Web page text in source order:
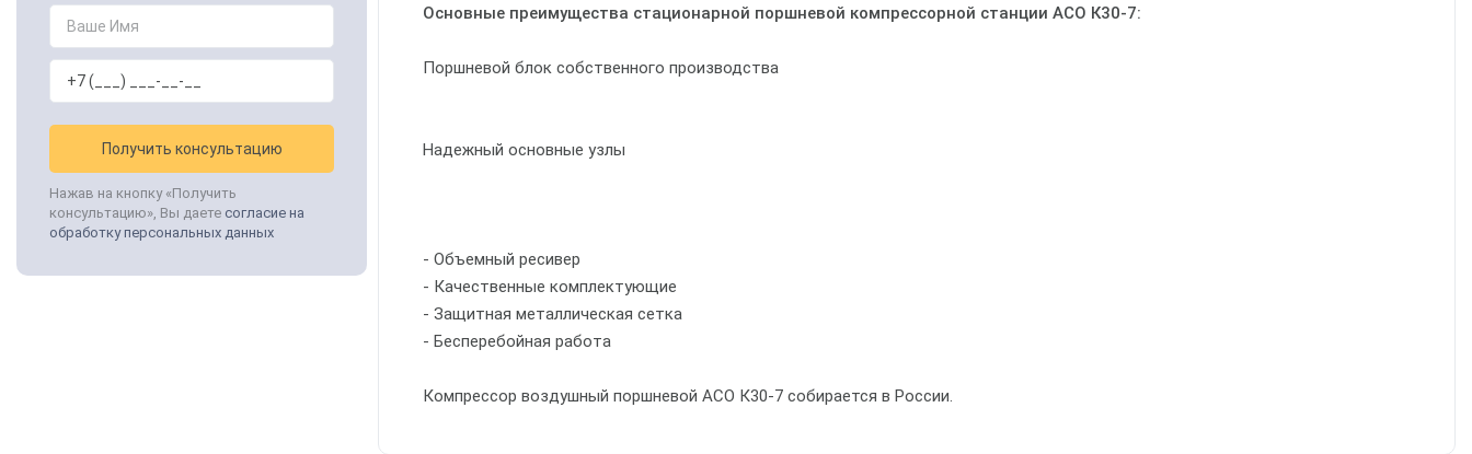
Получить консультацию
Нажав на кнопку «Получить
консультацию», Вы даете согласие на
обработку персональных данных
Основные преимущества стационарной поршневой компрессорной станции АСО К30-7:
Поршневой блок собственного производства
Надежный основные узлы
- Объемный ресивер
- Качественные комплектующие
- Защитная металлическая сетка
- Бесперебойная работа
Компрессор воздушный поршневой АСО К30-7 собирается в России.